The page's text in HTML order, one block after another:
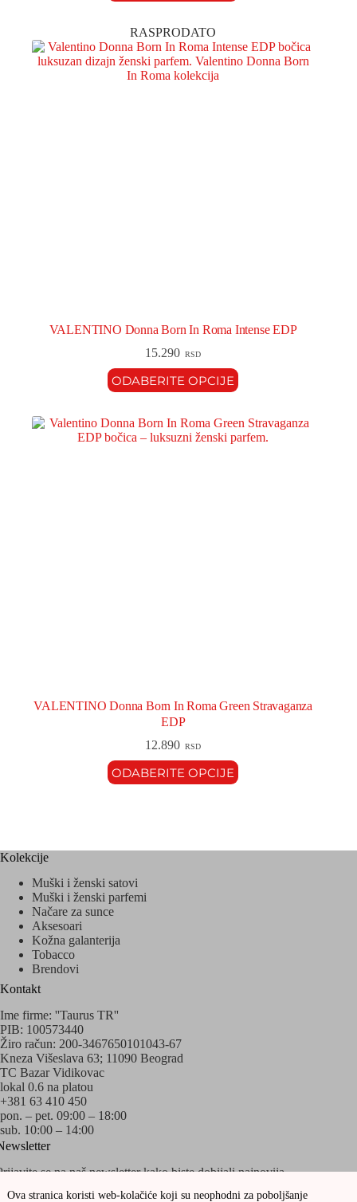
Ova stranica koristi web-kolačiće koji su neophodni za poboljšanje
RASPRODATO
VALENTINO Donna Born In Roma Intense EDP
15.290 RSD
ODABERITE OPCIJE
VALENTINO Donna Born In Roma Green Stravaganza
EDP
12.890 RSD
ODABERITE OPCIJE
Kolekcije
Muški i ženski satovi
Muški i ženski parfemi
Načare za sunce
Aksesoari
Kožna galanterija
Tobacco
Brendovi
Kontakt
Ime firme: ''Taurus TR''
PIB: 100573440
Žiro račun: 200-3467650101043-67
Kneza Višeslava 63; 11090 Beograd
TC Bazar Vidikovac
lokal 0.6 na platou
+381 63 410 450
pon. – pet. 09:00 – 18:00
sub. 10:00 – 14:00
se na naš newsletter kako biste dobijali najnovija